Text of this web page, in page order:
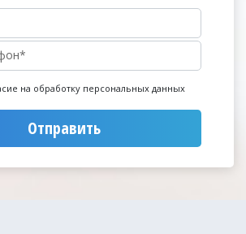
на обработку персональных данных
Отправить